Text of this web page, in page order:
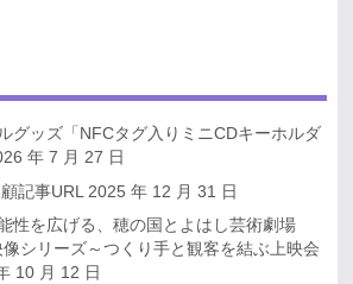
グッズ「NFCタグ入りミニCDキーホルダ
年 7 月 27 日
記事URL 2025 年 12 月 31 日
性を広げる、穂の国とよはし芸術劇場
シリーズ～つくり手と観客を結ぶ上映会
10 月 12 日